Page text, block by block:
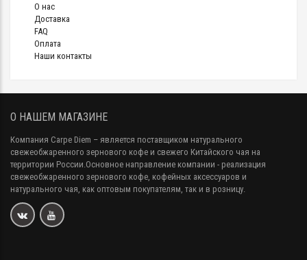
О нас
Доставка
FAQ
Оплата
Наши контакты
О НАШЕМ МАГАЗИНЕ
Компания Carpe Diem – является поставщиком натурального
свежеобжаренного зернового кофе и свежего Китайского чая на
территории России.Основное направление компании - реализация
свежеобжаренного зернового кофе, кофейных аксессуаров и
натурального чая, как оптовым покупателям, так и в розницу.